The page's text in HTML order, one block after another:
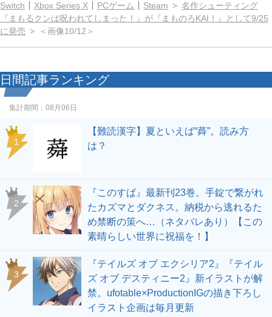
Switch
Xbox Series X PCゲーム Steam
名作シューティング
『まもるクンは呪われてしまった！』が『まものろKAI！』として9/25
に発売
＜画像10/12＞
日間記事ランキング
集計期間： 08月06日
1
【難読漢字】夏といえば“蕣”。読み方
は？
2
『このすば』最新刊23巻。手錠で繋がれ
たカズマとダクネス。納税から逃れるた
め禁断の策へ…（ネタバレあり）【この
素晴らしい世界に祝福を！】
3
『テイルズ オブ エクシリア2』『テイル
ズ オブ デスティニー2』新イラストが解
禁。ufotable×ProductionIGの描き下ろし
イラスト企画は毎月更新